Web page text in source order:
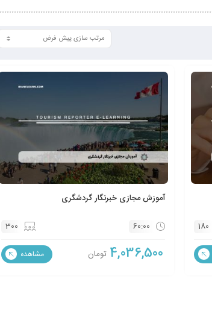
180
آموزش مجازی خبرنگار گردشگری
60:00
300
4,036,500 تومان مشاهده